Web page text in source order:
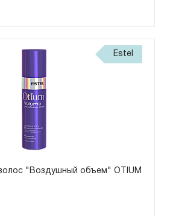
Estel
"Воздушный объем" OTIUM